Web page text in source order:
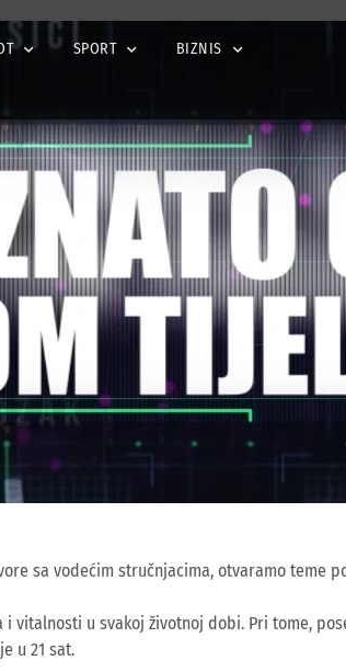
SPORT BIZNIS
sa vodećim stručnjacima, otvaramo teme
u svakoj životnoj dobi. Pri tome,
u 21 sat.